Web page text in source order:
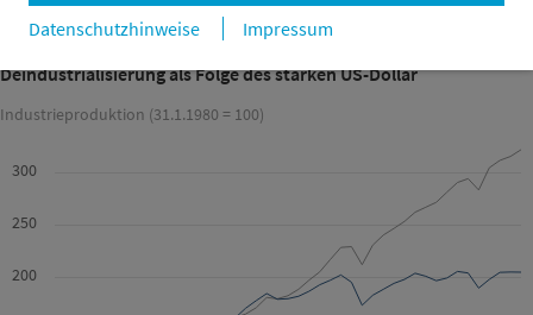
Datenschutzhinweise
Impressum
Deindustrialisierung als Folge des starken US-Dollar
Industrieproduktion (31.1.1980 = 100)
200
250
300